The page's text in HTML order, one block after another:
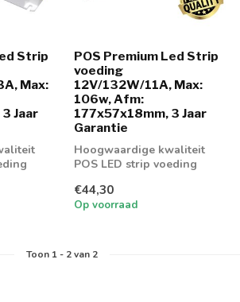
Strip
Max:
Jaar
POS Premium Led Strip
voeding
12V/132W/11A, Max:
106w, Afm:
177x57x18mm, 3 Jaar
Garantie
Hoogwaardige kwaliteit
POS LED strip voeding
€44,30
Op voorraad
Toon 1- 2van 2